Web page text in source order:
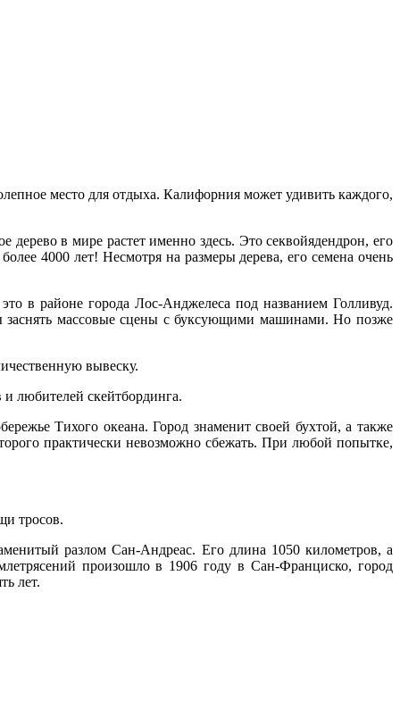
место для отдыха. Калифорния может удивить каждого,
в мире растет именно здесь. Это секвойядендрон, его
4000 лет! Несмотря на размеры дерева, его семена очень
в районе города Лос-Анджелеса под названием Голливуд.
массовые сцены с буксующими машинами. Но позже
вывеску.
любителей скейтбординга.
Тихого океана. Город знаменит своей бухтой, а также
практически невозможно сбежать. При любой попытке,
тросов.
разлом Сан-Андреас. Его длина 1050 километров, а
произошло в 1906 году в Сан-Франциско, город
лет.